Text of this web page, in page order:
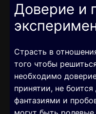
Доверие и
Страсть в
того чтобы
необходимо
принятии, не
фантазиями и